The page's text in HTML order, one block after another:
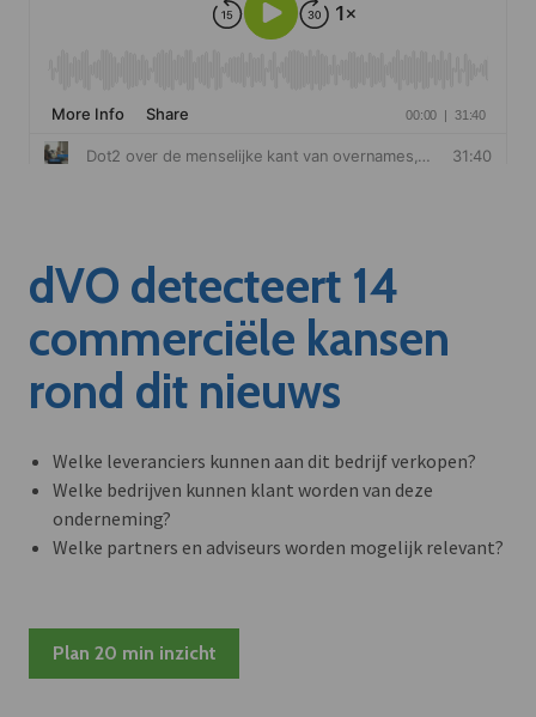
dVO detecteert 14
commerciële kansen
rond dit nieuws
Welke leveranciers kunnen aan dit bedrijf verkopen?
Welke bedrijven kunnen klant worden van deze
onderneming?
Welke partners en adviseurs worden mogelijk relevant?
Plan 20 min inzicht